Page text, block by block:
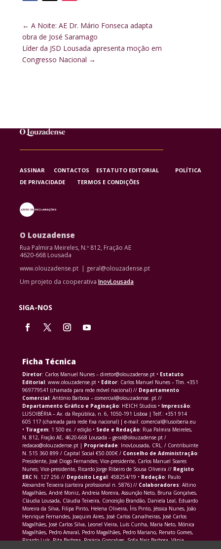
← A Noite: AE Dr. Mário Fonseca adapta
obra de José Saramago
Líder da JSD Lousada apresenta moção em
Congresso Nacional →
ASSINAR CONTACTOS ESTATUTO EDITORIAL POLÍTICA
DE PRIVACIDADE TERMOS E CONDIÇÕES
O Louzadense
Rua Palmira Meireles, N.º 812, Fração AE
4620-668 Lousada
www.olouzadense.pt | geral@olouzadense.pt
Um projeto da cooperativa InovLousada
SIGA-NOS
Ficha Técnica
Diretor: Carlos Manuel Nunes – diretor@olouzadense.pt • Estatuto
Editorial: www.olouzadense.pt • Editor: Carlos Manuel Nunes – Tlm. +351
969779541 (chamada para rede móvel nacional) // Departamento
Comercial: António Barbosa – comercial@olouzadense. pt //
Departamento Gráfico e Paginação: HEICH Studios • Impressão:
LUSOIBÉRIA – Av. da República, n. 6, 1050-191 Lisboa | Telf.: +351 914
605 117 (chamada para rede fixa nacional) | e-mail: comercial@lusoiberia.eu
• Tiragem: 1 500 ex. / edição • Sede e Redação: Rua Palmira Meireles,
N. 812, Fração AE, 4620-668 Lousada – geral@olouzadense.pt /
redacao@olouzadense.pt | Propriedade: InovLousada, CRL. / Contribuinte
N. 515 360 899 / Capital Social €50.000€ / Conselho de Administração:
Presidente, José Diogo Fernandes; Vice-presidente, Carlos Manuel Soares
Nunes; Vice-presidente, Ricardo Jorge Ribeiro de Sousa Oliveira // Registo
ERCN. 127 256 // Depósito Legal: 458254/19 • Redação: Paulo
Alexandre Teixeira (carteira profissional n. 5876) // Colaboradores: Altino
Magalhães, André Moniz, Andreia Moreira, Assunção Neto, Bruna Gonçalves,
Cláudia Lousada, Cláudia Teixeira, Conceição Brandão, Daniela Leal, Eduardo
Moreira da Silva, Filipa Pinto, Helena Oliveira, Íris Pinto, Jéssica Nunes, João
Henrique Fernandes, Joaquim Aires, José Carlos Carvalheiras, José Carlos
Magalhães, José Carlos Silva, Leonel Vieira, Luís Cunha, Maria Neto, Mónica
Magalhães, Pedro Amaral, Pedro Magalhães, Pedro Mariano, Renato Gomes,
Ricardo Luís, Rita Barbosa, Rosária Gonçalves, Sofia Nair Barbosa, Vânia